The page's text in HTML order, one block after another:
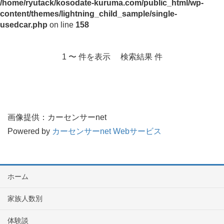
/home/ryutack/kosodate-kuruma.com/public_html/wp-
content/themes/lightning_child_sample/single-
usedcar.php on line 158
1 〜 件を表示 検索結果 件
画像提供：カーセンサーnet
Powered by カーセンサーnet Webサービス
ホーム
家族人数別
体験談